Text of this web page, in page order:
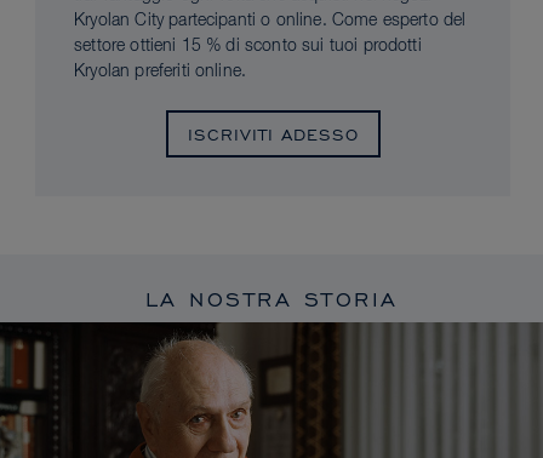
Kryolan City partecipanti o online. Come esperto del
settore ottieni 15 % di sconto sui tuoi prodotti
Kryolan preferiti online.
ISCRIVITI ADESSO
LA NOSTRA STORIA